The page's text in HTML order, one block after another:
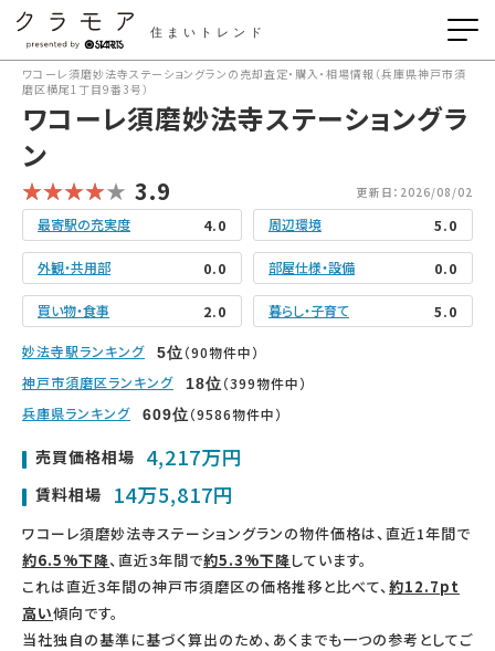
住まいトレンド
ワコーレ須磨妙法寺ステーショングランの売却査定・購入・相場情報（兵庫県神戸市須
磨区横尾1丁目9番3号）
ワコーレ須磨妙法寺ステーショングラ
ン
3.9 更新日：2026/08/02
最寄駅の充実度 4.0 周辺環境 5.0
外観・共用部 0.0 部屋仕様・設備 0.0
買い物・食事 2.0 暮らし・子育て 5.0
妙法寺駅ランキング 5位（90物件中）
神戸市須磨区ランキング
18位（399物件中）
兵庫県ランキング
609位（9586物件中）
売買価格相場 4,217万円
賃料相場 14万5,817円
ワコーレ須磨妙法寺ステーショングランの物件価格は、直近1年間で
約6.5%下降、直近3年間で約5.3%下降しています。
これは直近3年間の神戸市須磨区の価格推移と比べて、約12.7pt
高い傾向です。
当社独自の基準に基づく算出のため、あくまでも一つの参考としてご